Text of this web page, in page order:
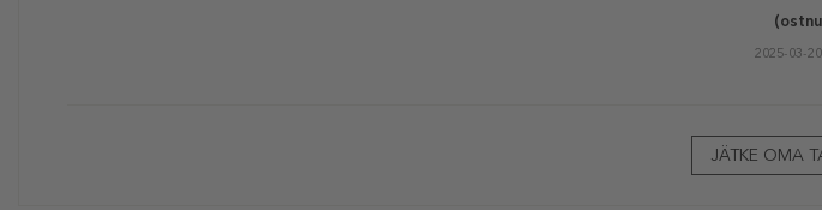
2025-03-
JÄTKE OMA